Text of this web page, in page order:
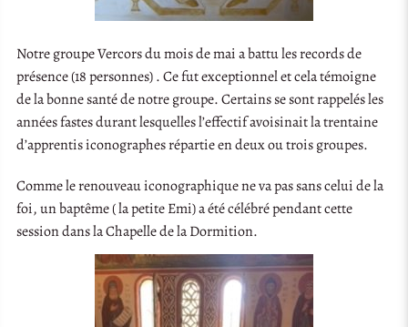
Notre groupe Vercors du mois de mai a battu les records de
présence (18 personnes) . Ce fut exceptionnel et cela témoigne
de la bonne santé de notre groupe. Certains se sont rappelés les
années fastes durant lesquelles l’effectif avoisinait la trentaine
d’apprentis iconographes répartie en deux ou trois groupes.
Comme le renouveau iconographique ne va pas sans celui de la
foi, un baptême ( la petite Emi) a été célébré pendant cette
session dans la Chapelle de la Dormition.